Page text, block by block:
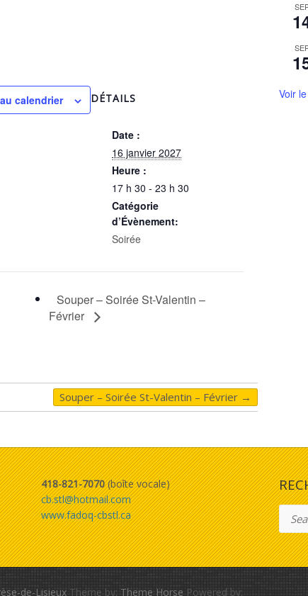
calendrier DÉTAILS
Date :
16 janvier 2027
Heure :
17 h 30 - 23 h 30
Catégorie
d’Évènement:
Soirée
Souper – Soirée St-Valentin –
Février
Souper – Soirée St-Valentin – Février →
Voir
418-821-7070(boîte vocale)
cb.stl@hotmail.com
www.fadoq-cbstl.ca
Search
de-Lisieux Theme by: Theme Horse Powered by: